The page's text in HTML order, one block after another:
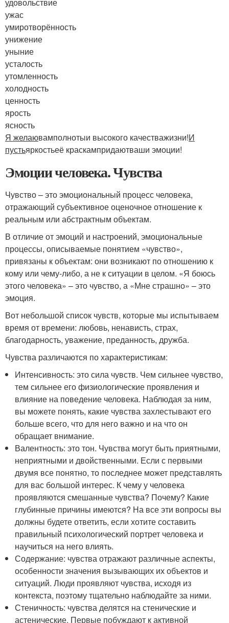
удовольствие
ужас
умиротворённость
унижение
уныние
усталость
утомленность
холодность
ценность
ярость
ясность
Я желаювамполнотыи высокого качестважизни!И
пустьяркостьеё краскампридаютваши эмоции!
Эмоции человека. Чувства
Чувство – это эмоциональный процесс человека,
отражающий субъективное оценочное отношение к
реальным или абстрактным объектам.
В отличие от эмоций и настроений, эмоциональные
процессы, описываемые понятием «чувство»,
привязаны к объектам: они возникают по отношению к
кому или чему-либо, а не к ситуации в целом. «Я боюсь
этого человека» – это чувство, а «Мне страшно» – это
эмоция.
Вот небольшой список чувств, которые мы испытываем
время от времени: любовь, ненависть, страх,
благодарность, уважение, преданность, дружба.
Чувства различаются по характеристикам:
Интенсивность: это сила чувств. Чем сильнее чувство,
тем сильнее его физиологические проявления и
влияние на поведение человека. Наблюдая за ним,
вы можете понять, какие чувства захлестывают его
больше всего, что для него важно и на что он
обращает внимание.
Валентность: это тон. Чувства могут быть приятными,
неприятными и двойственными. Если с первыми
двумя все понятно, то последнее может представлять
для вас большой интерес. К чему у человека
проявляются смешанные чувства? Почему? Какие
глубинные причины имеются? На все эти вопросы вы
должны будете ответить, если хотите составить
правильный психологический портрет человека и
научиться на него влиять.
Содержание: чувства отражают различные аспекты,
особенности значения вызывающих их объектов и
ситуаций. Люди проявляют чувства, исходя из
контекста, поэтому тщательно наблюдайте за ними.
Стеничность: чувства делятся на стенические и
астенические. Первые побуждают к активной